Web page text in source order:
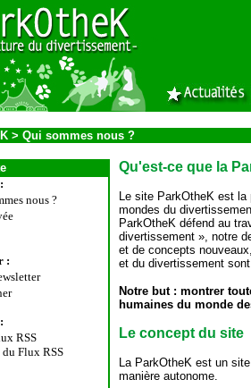
> Qui sommes nous ?
nous ?
:
RSS
du Flux RSS
Qu'est-ce que la
Le site ParkOtheK est la
mondes du
ParkOtheK défend au
divertissement », notre
et de concepts
et du divertissement
Notre but : montrer
humaines du monde
Le concept du site
La ParkOtheK est un
manière autonome.